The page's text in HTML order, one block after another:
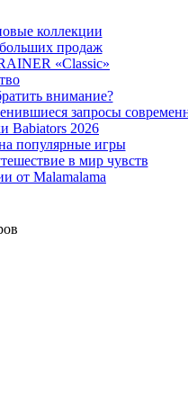
коллекции
продаж
«Classic»
внимание?
запросы
Babiators 2026
популярные игры
в мир чувств
от Malamalama